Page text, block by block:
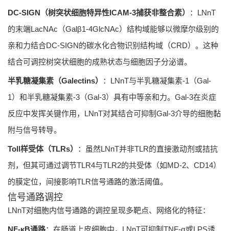
DC-SIGN（树突状细胞特异性ICAM-3捕获非整合素）
：LNnT
的末端LacNAc（Galβ1-4GlcNAc）结构域能够以微摩尔级别的
亲和力结合DC-SIGN的碳水化合物识别结构域（CRD）。这种
结合可调控树突状细胞的成熟状态与细胞因子分泌谱。
半乳糖凝集素（Galectins）
：LNnT与半乳糖凝集素-1（Gal-
1）和半乳糖凝集素-3（Gal-3）具有中等亲和力。Gal-3在炎症
反应中发挥关键作用，LNnT对其结合可抑制Gal-3介导的细胞黏
附与信号转导。
Toll样受体（TLRs）
：虽然LNnT并非TLR的直接激动剂或拮抗
剂，但其可通过调节TLR4与TLR2的共受体（如MD-2、CD14）
的膜定位，间接影响TLR信号通路的激活阈值。
信号通路调控
LNnT对细胞内信号通路的调控呈现多靶点、网络化的特征：
NF-κB通路：在肠道上皮细胞中，LNnT可抑制TNF-α或LPS诱